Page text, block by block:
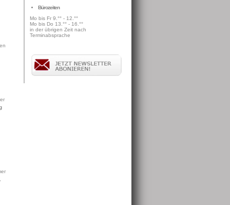
Bürozeiten
Mo bis Fr 9.°° - 12.°°
Mo bis Do 13.°° - 16.°°
in der übrigen Zeit nach
Terminabsprache